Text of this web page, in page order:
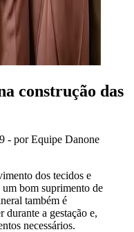
construção das
- por Equipe Danone
dos tecidos e
bom suprimento de
também é
durante a gestação e,
necessários.